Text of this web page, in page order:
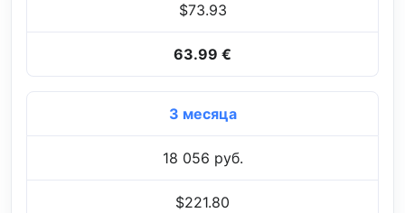
$73.93
63.99 €
3 месяца
18 056 руб.
$221.80